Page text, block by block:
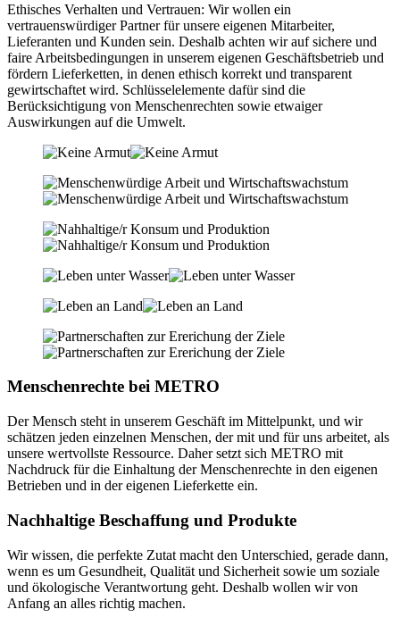
Ethisches Verhalten und Vertrauen: Wir wollen ein
vertrauenswürdiger Partner für unsere eigenen Mitarbeiter,
Lieferanten und Kunden sein. Deshalb achten wir auf sichere und
faire Arbeitsbedingungen in unserem eigenen Geschäftsbetrieb und
fördern Lieferketten, in denen ethisch korrekt und transparent
gewirtschaftet wird. Schlüsselelemente dafür sind die
Berücksichtigung von Menschenrechten sowie etwaiger
Auswirkungen auf die Umwelt.
Menschenrechte bei METRO
Der Mensch steht in unserem Geschäft im Mittelpunkt, und wir
schätzen jeden einzelnen Menschen, der mit und für uns arbeitet, als
unsere wertvollste Ressource. Daher setzt sich METRO mit
Nachdruck für die Einhaltung der Menschenrechte in den eigenen
Betrieben und in der eigenen Lieferkette ein.
Nachhaltige Beschaffung und Produkte
Wir wissen, die perfekte Zutat macht den Unterschied, gerade dann,
wenn es um Gesundheit, Qualität und Sicherheit sowie um soziale
und ökologische Verantwortung geht. Deshalb wollen wir von
Anfang an alles richtig machen.